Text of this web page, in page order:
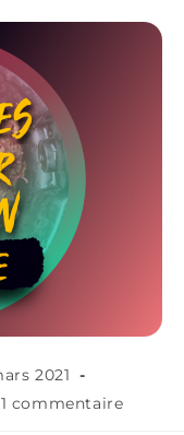
2021
1 commentaire